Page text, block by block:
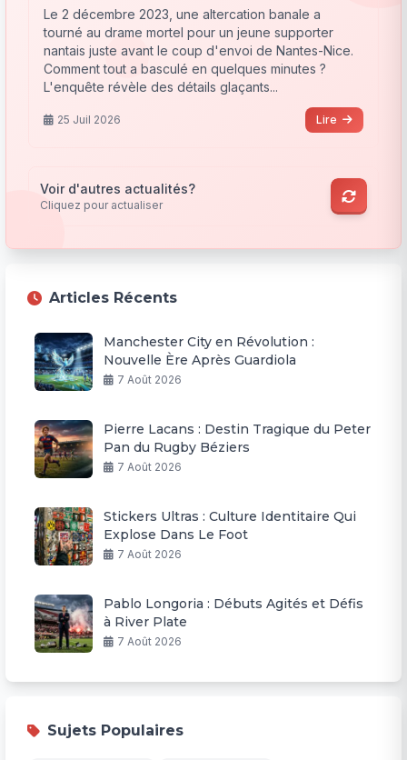
Le 2 décembre 2023, une altercation banale a
tourné au drame mortel pour un jeune supporter
nantais juste avant le coup d'envoi de Nantes-Nice.
Comment tout a basculé en quelques minutes ?
L'enquête révèle des détails glaçants...
25 Juil 2026 Lire
Voir d'autres actualités?
Cliquez pour actualiser
Articles Récents
Manchester City en Révolution :
Nouvelle Ère Après Guardiola
7 Août 2026
Pierre Lacans : Destin Tragique du Peter
Pan du Rugby Béziers
7 Août 2026
Stickers Ultras : Culture Identitaire Qui
Explose Dans Le Foot
7 Août 2026
Pablo Longoria : Débuts Agités et Défis
à River Plate
7 Août 2026
Sujets Populaires